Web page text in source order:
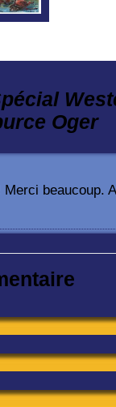
Oger
Merci beaucoup.